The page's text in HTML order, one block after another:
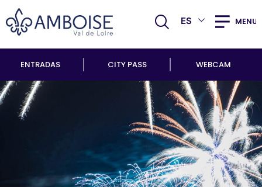
ES MENU
ENTRADAS CITY PASS WEBCAM